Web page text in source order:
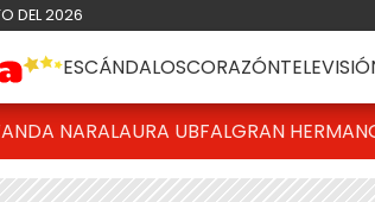
DEL 2026
ESCÁNDALOSCORAZÓN
NARALAURA UBFALGRAN